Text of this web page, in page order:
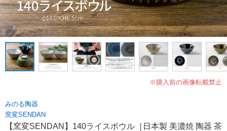
※購入前の画像転載禁止
みのる陶器
窯変SENDAN
【窯変SENDAN】140ライスボウル［日本製 美濃焼 陶器 茶